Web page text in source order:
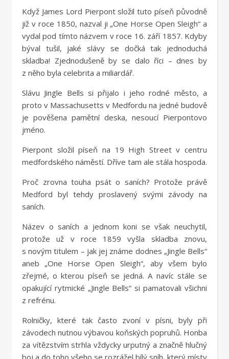
Když James Lord Pierpont složil tuto píseň původně
již v roce 1850, nazval ji „One Horse Open Sleigh“ a
vydal pod tímto názvem v roce 16. září 1857. Kdyby
býval tušil, jaké slávy se dočká tak jednoduchá
skladba! Zjednodušeně by se dalo říci – dnes by
z něho byla celebrita a miliardář.
Slávu Jingle Bells si přijalo i jeho rodné město, a
proto v Massachusetts v Medfordu na jedné budově
je pověšena pamětní deska, nesoucí Pierpontovo
jméno.
Pierpont složil píseň na 19 High Street v centru
medfordského náměstí. Dříve tam ale stála hospoda.
Proč zrovna touha psát o saních? Protože právě
Medford byl tehdy proslavený svými závody na
saních.
Název o saních a jednom koni se však neuchytil,
protože už v roce 1859 vyšla skladba znovu,
s novým titulem – jak jej známe dodnes „Jingle Bells“
aneb „One Horse Open Sleigh“, aby všem bylo
zřejmé, o kterou píseň se jedná. A navíc stále se
opakující rytmické „Jingle Bells“ si pamatovali všichni
z refrénu.
Rolničky, které tak často zvoní v písni, byly při
závodech nutnou výbavou koňských popruhů. Honba
za vítězstvím strhla vždycky urputný a značně hlučný
boj a do toho všeho se rozrážel bílý sníh, který místy